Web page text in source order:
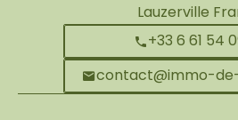
Lauzerville
+33 6 61 54
contact@immo-